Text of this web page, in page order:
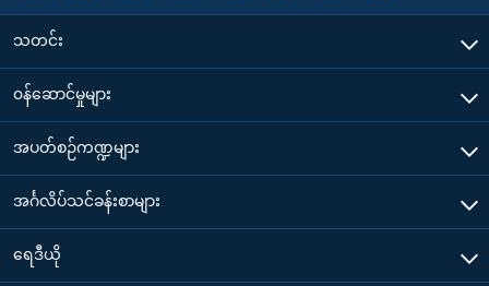
သတင်း
၀န်ဆောင်မှုများ
အပတ်စဉ်ကဏ္ဍများ
အင်္ဂလိပ်သင်ခန်းစာများ
ရေဒီယို